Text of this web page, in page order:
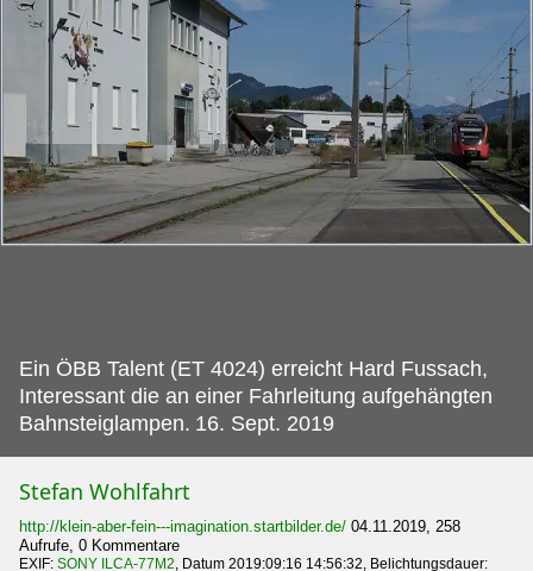
Ein ÖBB Talent (ET 4024) erreicht Hard Fussach,
Interessant die an einer Fahrleitung aufgehängten
Bahnsteiglampen. 16. Sept. 2019
Stefan Wohlfahrt
http://klein-aber-fein---imagination.startbilder.de/ 04.11.2019, 258
Aufrufe, 0 Kommentare
EXIF: SONY ILCA-77M2, Datum 2019:09:16 14:56:32, Belichtungsdauer: